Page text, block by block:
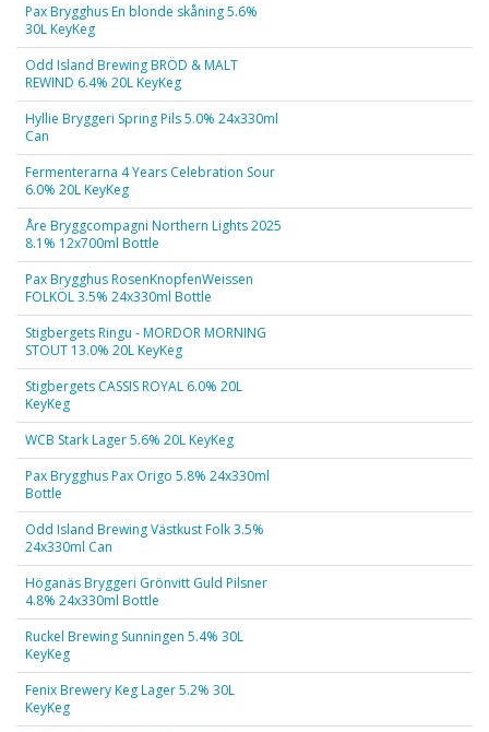
Pax Brygghus En blonde skåning 5.6%
30L KeyKeg
Odd Island Brewing BRÖD & MALT
REWIND 6.4% 20L KeyKeg
Hyllie Bryggeri Spring Pils 5.0% 24x330ml
Can
Fermenterarna 4 Years Celebration Sour
6.0% 20L KeyKeg
Åre Bryggcompagni Northern Lights 2025
8.1% 12x700ml Bottle
Pax Brygghus RosenKnopfenWeissen
FOLKÖL 3.5% 24x330ml Bottle
Stigbergets Ringu - MORDOR MORNING
STOUT 13.0% 20L KeyKeg
Stigbergets CASSIS ROYAL 6.0% 20L
KeyKeg
WCB Stark Lager 5.6% 20L KeyKeg
Pax Brygghus Pax Origo 5.8% 24x330ml
Bottle
Odd Island Brewing Västkust Folk 3.5%
24x330ml Can
Höganäs Bryggeri Grönvitt Guld Pilsner
4.8% 24x330ml Bottle
Ruckel Brewing Sunningen 5.4% 30L
KeyKeg
Fenix Brewery Keg Lager 5.2% 30L
KeyKeg